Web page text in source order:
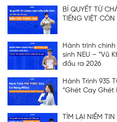
BÍ QUYẾT TỪ
TIẾNG VIỆT
Hành trình
sinh NEU – “Vũ
đầu ra 2026
Hành Trình 935
“Ghét Cay Ghét
TÌM LẠI NIỀM